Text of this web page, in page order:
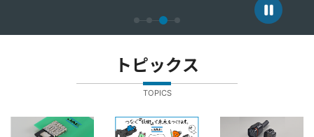
トピックス
TOPICS